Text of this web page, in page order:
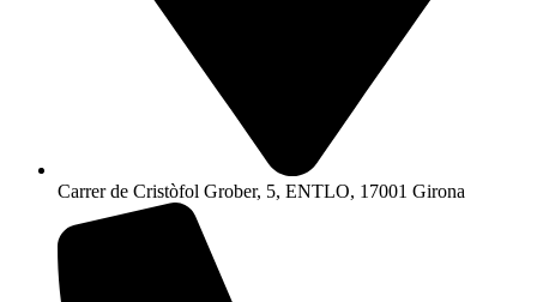
Carrer de Cristòfol Grober, 5, ENTLO, 17001 Girona